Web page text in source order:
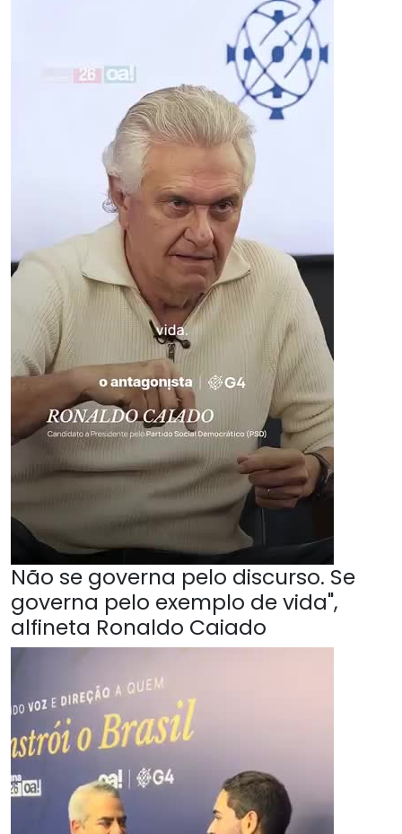
Não se governa pelo discurso. Se
governa pelo exemplo de vida",
alfineta Ronaldo Caiado